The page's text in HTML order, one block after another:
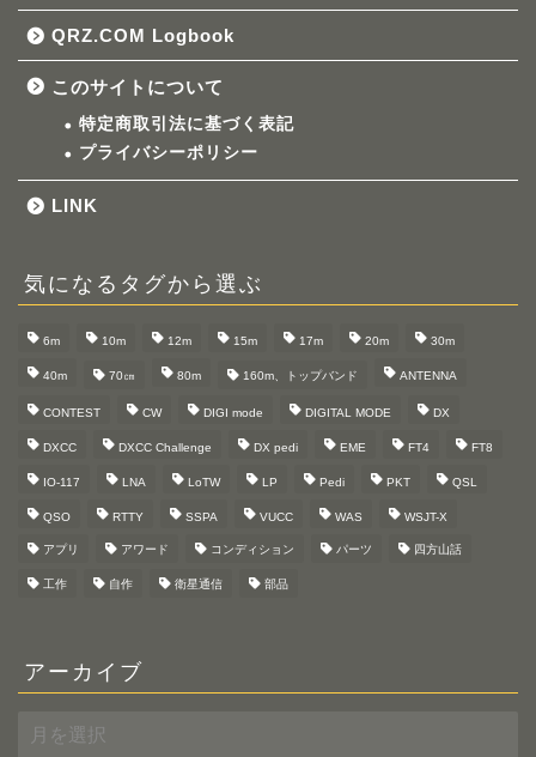
QRZ.COM Logbook
このサイトについて
特定商取引法に基づく表記
プライバシーポリシー
LINK
気になるタグから選ぶ
6m 10m 12m 15m 17m 20m 30m
40m 70㎝ 80m 160m、トップバンド ANTENNA
CONTEST CW DIGI mode DIGITAL MODE DX
DXCC DXCC Challenge DX pedi EME FT4 FT8
IO-117 LNA LoTW LP Pedi PKT QSL
QSO RTTY SSPA VUCC WAS WSJT-X
アプリ アワード コンディション パーツ 四方山話
工作 自作 衛星通信 部品
アーカイブ
ア
ー